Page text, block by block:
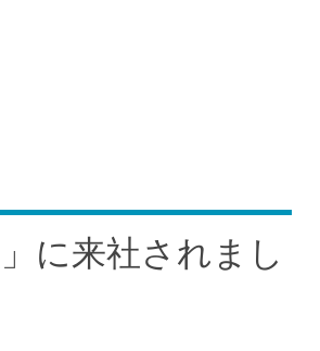
に来社されまし